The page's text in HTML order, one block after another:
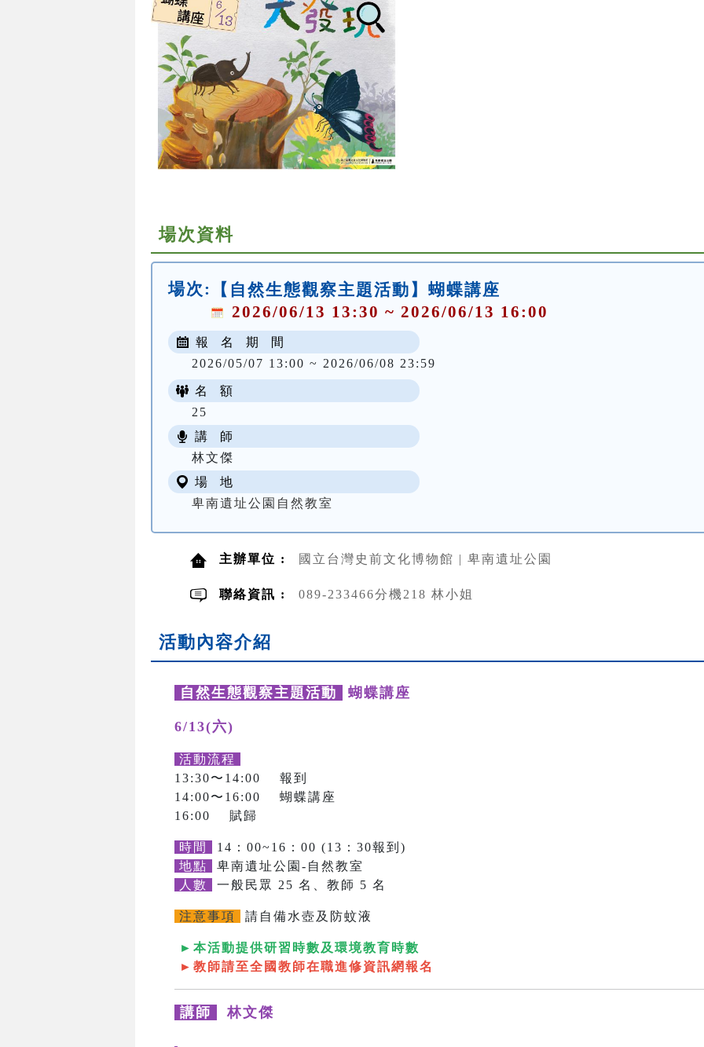
場次資料
場次:
【自然生態觀察主題活動】蝴蝶講座
2026/06/13 13:30 ~ 2026/06/13 16:00
報 名 期 間
2026/05/07 13:00 ~ 2026/06/08 23:59
名 額
25
講 師
林文傑
場 地
卑南遺址公園自然教室
主辦單位 : 國立台灣史前文化博物館 | 卑南遺址公園
聯絡資訊 : 089-233466分機218 林小姐
活動內容介紹
自然生態觀察主題活動 蝴蝶講座
6/13(六)
活動流程
13:30〜14:00 報到
14:00〜16:00 蝴蝶講座
16:00 賦歸
時間
14：00~16：00 (13：30報到)
地點
卑南遺址公園-自然教室
人數
一般民眾 25 名、教師 5 名
注意事項 請自備水壺及防蚊液
►本活動提供研習時數及環境教育時數
►教師請至全國教師在職進修資訊網報名
講師 林文傑